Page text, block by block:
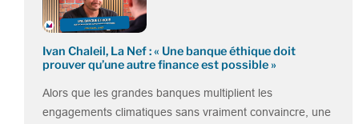
Ivan Chaleil, La Nef : « Une banque éthique doit
prouver qu’une autre finance est possible »
Alors que les grandes banques multiplient les
engagements climatiques sans vraiment convaincre, une